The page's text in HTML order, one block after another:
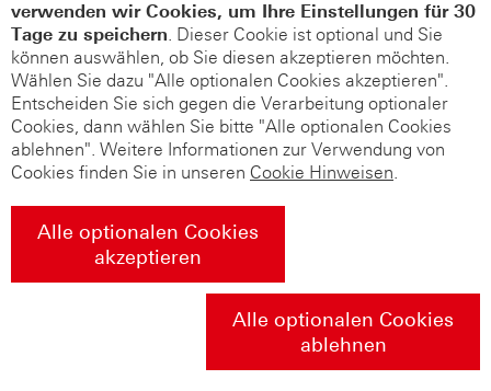
verwenden wir Cookies, um Ihre Einstellungen für 30
Tage zu speichern. Dieser Cookie ist optional und Sie
können auswählen, ob Sie diesen akzeptieren möchten.
Wählen Sie dazu "Alle optionalen Cookies akzeptieren".
Entscheiden Sie sich gegen die Verarbeitung optionaler
Cookies, dann wählen Sie bitte "Alle optionalen Cookies
ablehnen". Weitere Informationen zur Verwendung von
Cookies finden Sie in unseren Cookie Hinweisen.
Alle optionalen Cookies
akzeptieren
Alle optionalen Cookies
ablehnen